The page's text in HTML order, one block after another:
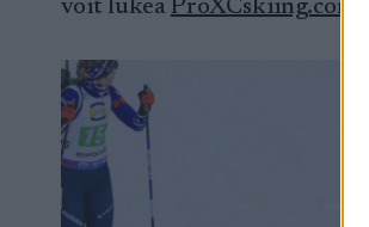
voit lukea ProXCskiing.com